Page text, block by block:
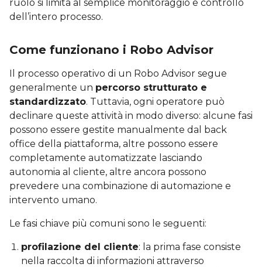
ruolo si limita al semplice monitoraggio e controllo
dell’intero processo.
Come funzionano i Robo Advisor
Il processo operativo di un Robo Advisor segue
generalmente un percorso strutturato e
standardizzato. Tuttavia, ogni operatore può
declinare queste attività in modo diverso: alcune fasi
possono essere gestite manualmente dal back
office della piattaforma, altre possono essere
completamente automatizzate lasciando
autonomia al cliente, altre ancora possono
prevedere una combinazione di automazione e
intervento umano.
Le fasi chiave più comuni sono le seguenti:
profilazione del cliente: la prima fase consiste
nella raccolta di informazioni attraverso